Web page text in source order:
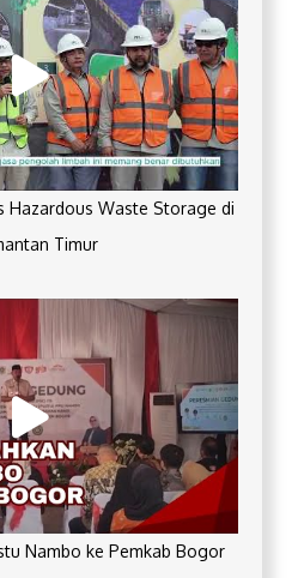
Hazardous Waste Storage di
Timur
Nambo ke Pemkab Bogor